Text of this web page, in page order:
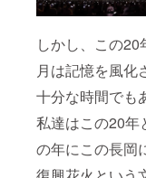
しかし、この20
月は記憶を風化
十分な時間でも
私達はこの20年
の年にこの長岡